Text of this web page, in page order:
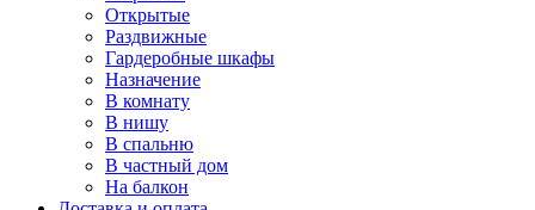
Открытые
Раздвижные
Гардеробные шкафы
Назначение
В комнату
В нишу
В спальню
В частный дом
На балкон